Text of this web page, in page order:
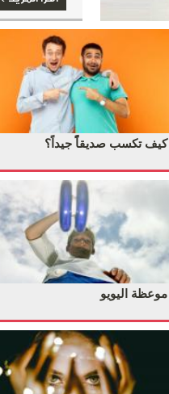
كيف تكسب صديقاًً جيداً؟
موعظة اليويو